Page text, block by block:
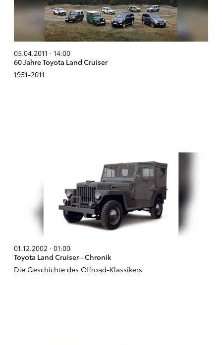
05.04.2011 · 14:00
60 Jahre Toyota Land Cruiser
1951-2011
01.12.2002 · 01:00
Toyota Land Cruiser - Chronik
Die Geschichte des Offroad-Klassikers